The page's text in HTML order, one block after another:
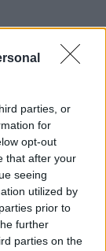
parties, or
for
opt-out
that after your
seeing
utilized by
prior to
further
parties on the